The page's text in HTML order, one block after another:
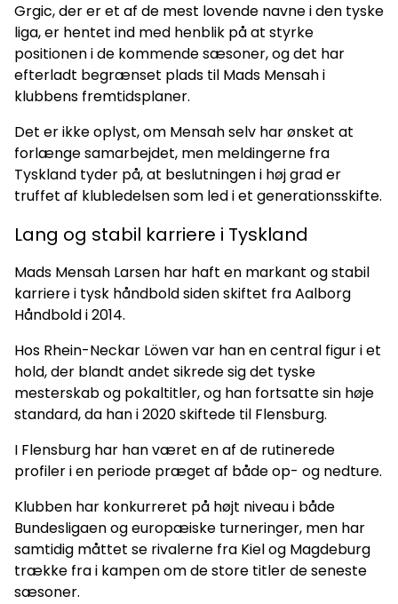
Grgic, der er et af de mest lovende navne i den tyske
liga, er hentet ind med henblik på at styrke
positionen i de kommende sæsoner, og det har
efterladt begrænset plads til Mads Mensah i
klubbens fremtidsplaner.
Det er ikke oplyst, om Mensah selv har ønsket at
forlænge samarbejdet, men meldingerne fra
Tyskland tyder på, at beslutningen i høj grad er
truffet af klubledelsen som led i et generationsskifte.
Lang og stabil karriere i Tyskland
Mads Mensah Larsen har haft en markant og stabil
karriere i tysk håndbold siden skiftet fra Aalborg
Håndbold i 2014.
Hos Rhein-Neckar Löwen var han en central figur i et
hold, der blandt andet sikrede sig det tyske
mesterskab og pokaltitler, og han fortsatte sin høje
standard, da han i 2020 skiftede til Flensburg.
I Flensburg har han været en af de rutinerede
profiler i en periode præget af både op- og nedture.
Klubben har konkurreret på højt niveau i både
Bundesligaen og europæiske turneringer, men har
samtidig måttet se rivalerne fra Kiel og Magdeburg
trække fra i kampen om de store titler de seneste
sæsoner.